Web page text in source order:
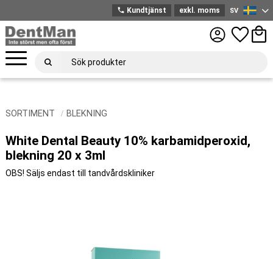
Meny
phone Kundtjänst exkl. moms
Svenska
SV
Favoriter
SORTIMENT BLEKNING
White Dental Beauty 10% karbamidperoxid,
blekning 20 x 3ml
OBS! Säljs endast till tandvårdskliniker